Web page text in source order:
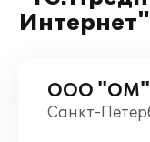
ООО "ОМ"
Санкт-